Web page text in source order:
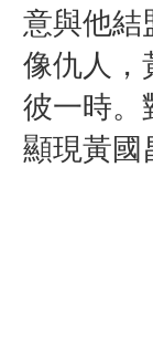
意與他結
像仇人，
彼一時。
顯現黃國